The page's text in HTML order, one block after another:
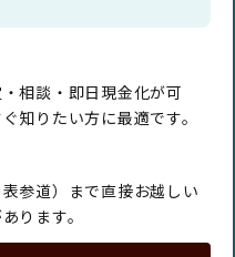
相談・即日現金化が可
知りたい方に最適です。
参道）まで直接お越しい
ります。